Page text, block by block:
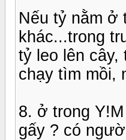
Nếu tỷ nằm ở
khác...trong
tỷ leo lên cây,
chạy tìm mồi,
8. ở trong
gấy ? có